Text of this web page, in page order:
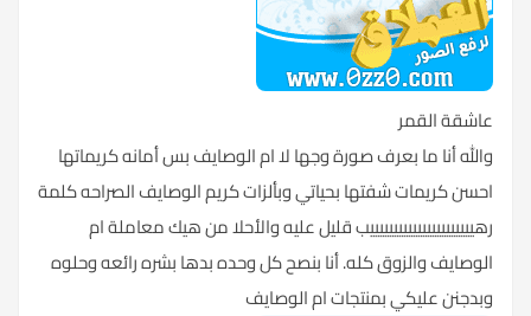
عاشقة القمر
والله أنا ما بعرف صورة وجها لا ام الوصايف بس أمانه كريماتها
احسن كريمات شفتها بحياتي وبألزات كريم الوصايف الصراحه كلمة
رهييييييييييييييييييييييب قليل عليه والأحلا من هيك معاملة ام
الوصايف والزوق كله. أنا بنصح كل وحده بدها بشره رائعه وحلوه
وبدجنن عليكي بمنتجات ام الوصايف